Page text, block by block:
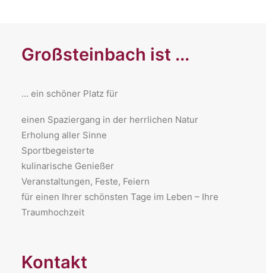
Großsteinbach ist ...
… ein schöner Platz für
​einen Spaziergang in der herrlichen Natur
Erholung aller Sinne
Sportbegeisterte
kulinarische Genießer
Veranstaltungen, Feste, Feiern
für einen Ihrer schönsten Tage im Leben – Ihre
Traumhochzeit
Kontakt